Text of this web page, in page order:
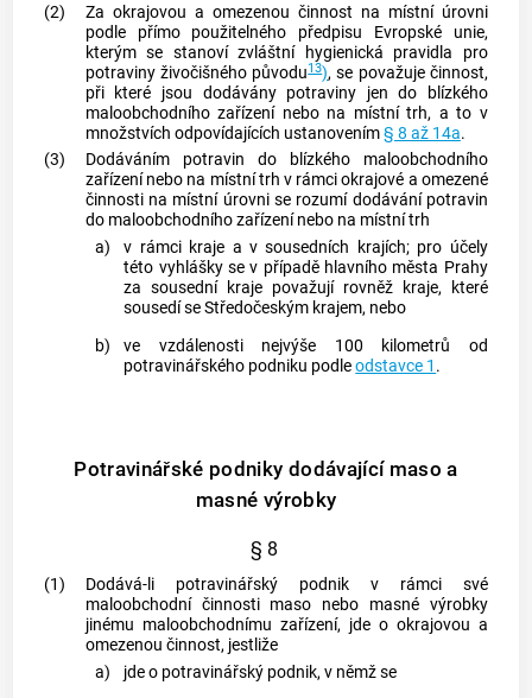
(2)
Za okrajovou a omezenou činnost na místní úrovni
podle přímo použitelného předpisu Evropské unie,
kterým se stanoví zvláštní hygienická pravidla pro
potraviny živočišného původu13), se považuje činnost,
při které jsou dodávány potraviny jen do blízkého
maloobchodního zařízení nebo na místní trh, a to v
množstvích odpovídajících ustanovením§ 8 až 14a.
(3)
Dodáváním potravin do blízkého maloobchodního
zařízení nebo na místní trh v rámci okrajové a omezené
činnosti na místní úrovni se rozumí dodávání potravin
do maloobchodního zařízení nebo na místní trh
a)
v rámci kraje a v sousedních krajích; pro účely
této vyhlášky se v případě hlavního města Prahy
za sousední kraje považují rovněž kraje, které
sousedí se Středočeským krajem, nebo
b)
ve vzdálenosti nejvýše 100 kilometrů od
potravinářského podniku podleodstavce 1 .
Potravinářské podniky dodávající maso a
masné výrobky
§ 8
(1)
Dodává-li potravinářský podnik v rámci své
maloobchodní činnosti maso nebo masné výrobky
jinému maloobchodnímu zařízení, jde o okrajovou a
omezenou činnost, jestliže
a)
jde o potravinářský podnik, v němž se